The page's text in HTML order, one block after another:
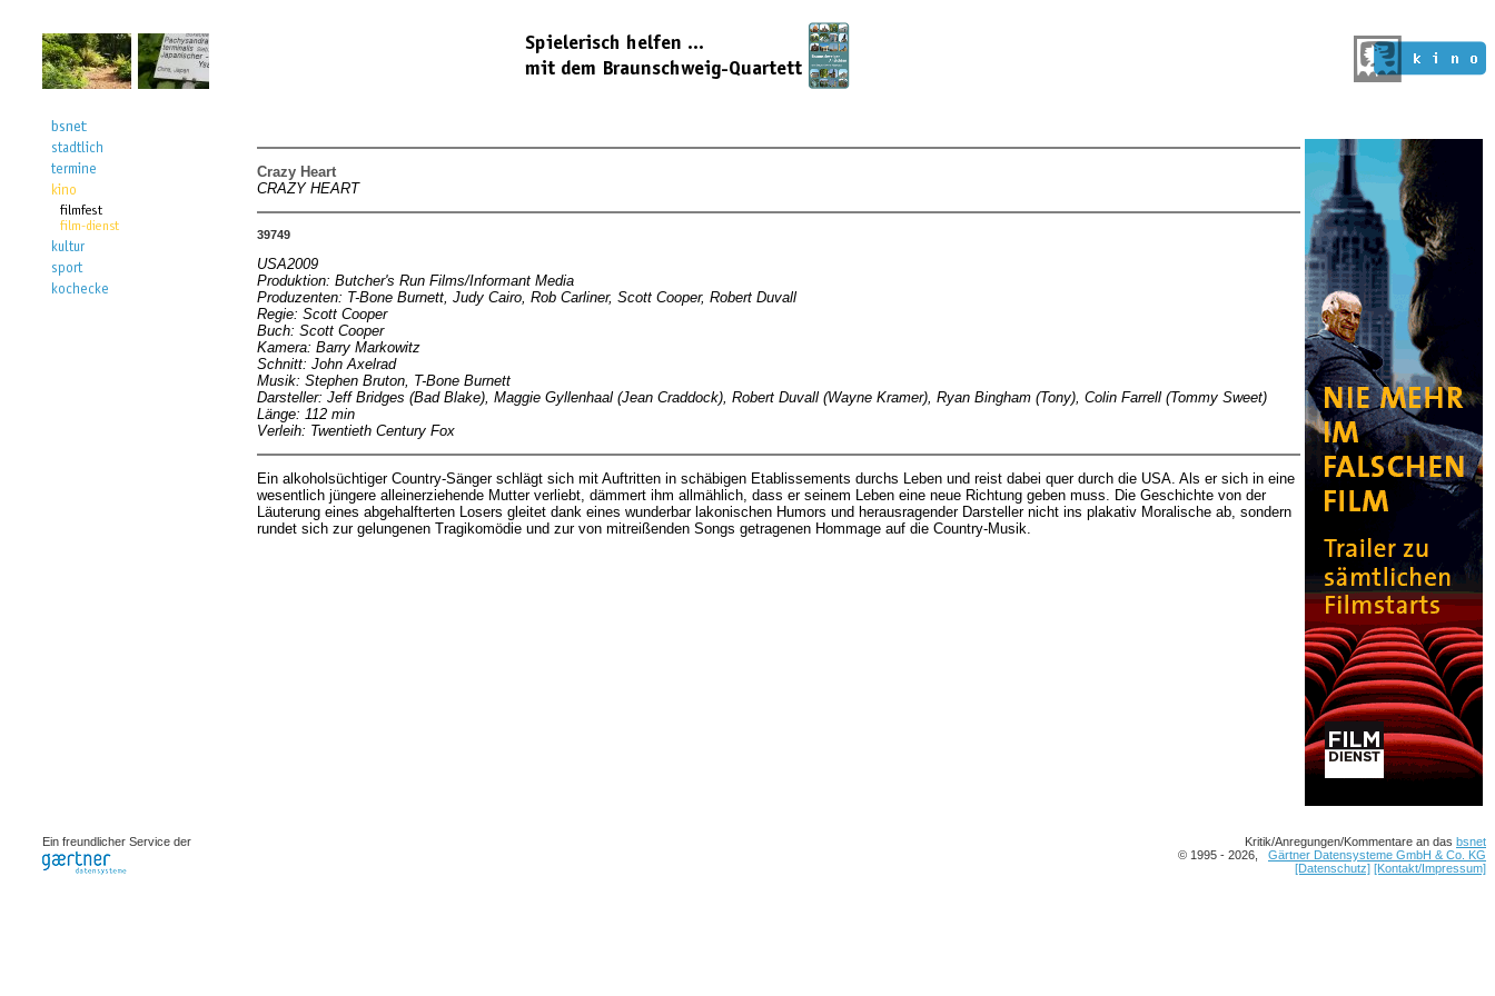
Crazy Heart
CRAZY HEART
39749
USA2009
Produktion: Butcher's Run Films/Informant Media
Produzenten: T-Bone Burnett, Judy Cairo, Rob Carliner, Scott Cooper, Robert Duvall
Regie: Scott Cooper
Buch: Scott Cooper
Kamera: Barry Markowitz
Schnitt: John Axelrad
Musik: Stephen Bruton, T-Bone Burnett
Darsteller: Jeff Bridges (Bad Blake), Maggie Gyllenhaal (Jean Craddock), Robert Duvall (Wayne Kramer), Ryan Bingham (Tony), Colin Farrell (Tommy Sweet)
Länge: 112 min
Verleih: Twentieth Century Fox
Ein alkoholsüchtiger Country-Sänger schlägt sich mit Auftritten in schäbigen Etablissements durchs Leben und reist dabei quer durch die USA. Als er sich in eine
wesentlich jüngere alleinerziehende Mutter verliebt, dämmert ihm allmählich, dass er seinem Leben eine neue Richtung geben muss. Die Geschichte von der
Läuterung eines abgehalfterten Losers gleitet dank eines wunderbar lakonischen Humors und herausragender Darsteller nicht ins plakativ Moralische ab, sondern
rundet sich zur gelungenen Tragikomödie und zur von mitreißenden Songs getragenen Hommage auf die Country-Musik.
Ein freundlicher Service der Kritik/Anregungen/Kommentare an das bsnet
© 1995 - 2026, Gärtner Datensysteme GmbH & Co. KG
[Datenschutz] [Kontakt/Impressum]